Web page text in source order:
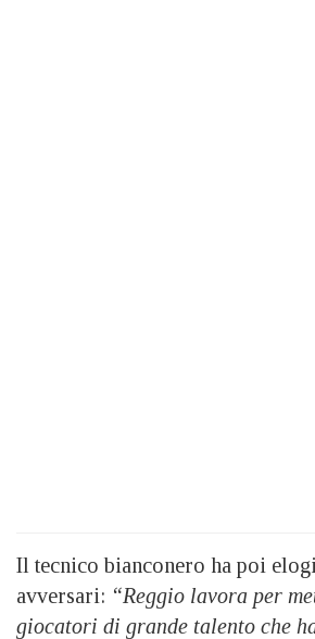
Il tecnico bianconero ha poi
avversari: “Reggio lavora per
giocatori di grande talento che